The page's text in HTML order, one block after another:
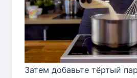
Затем добавьте тёртый